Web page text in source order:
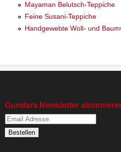
Mayaman Belutsch-Teppiche
Feine Susani-Teppiche
Handgewebte Woll- und
Gundara Newsletter